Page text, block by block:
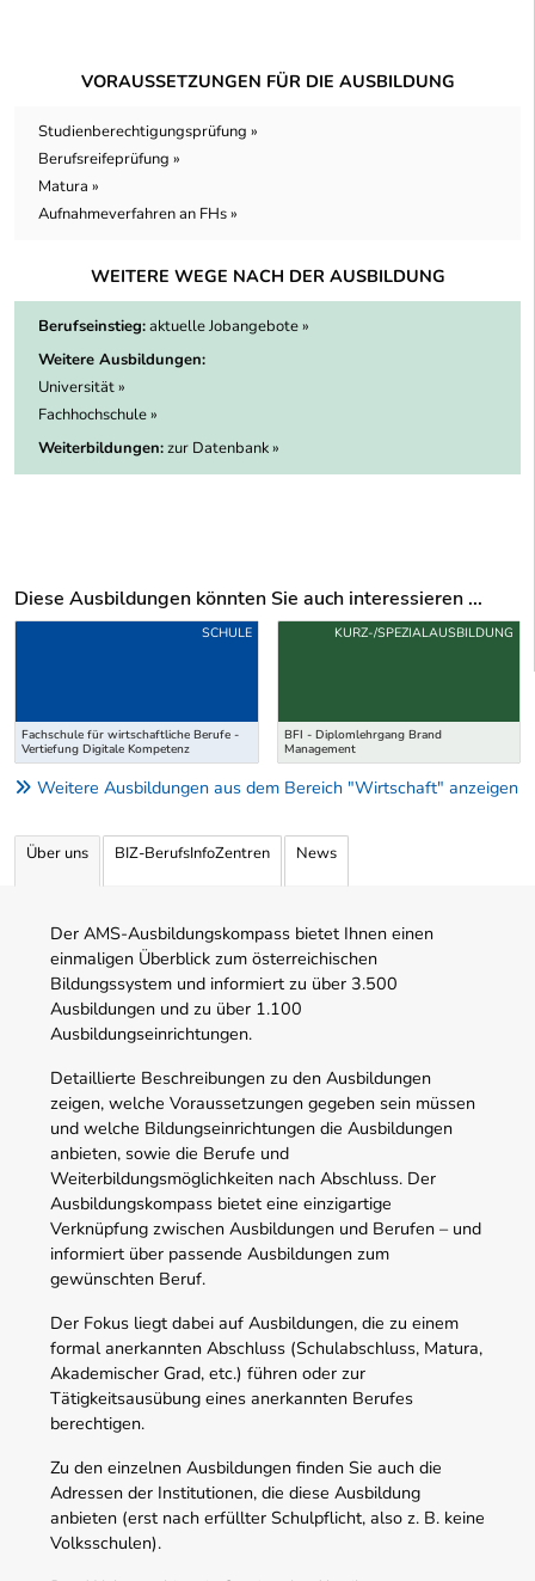
VORAUSSETZUNGEN FÜR DIE AUSBILDUNG
Studienberechtigungsprüfung »
Berufsreifeprüfung »
Matura »
Aufnahmeverfahren an FHs »
WEITERE WEGE NACH DER AUSBILDUNG
Berufseinstieg:aktuelle Jobangebote »
Weitere Ausbildungen:
Universität »
Fachhochschule »
Weiterbildungen:zur Datenbank »
Diese Ausbildungen könnten Sie auch interessieren ...
Uber weitere Ausbildungsvorschläge
Fachschule für wirtschaftliche Berufe -
Vertiefung Digitale Kompetenz
SCHULE
BFI - Diplomlehrgang Brand
Management
KURZ-/SPEZIALAUSBILDUNG
Weitere Ausbildungen aus dem Bereich "Wirtschaft" anzeigen
Über uns BIZ-BerufsInfoZentren News
Der AMS-Ausbildungskompass bietet Ihnen einen
einmaligen Überblick zum österreichischen
Bildungssystem und informiert zu über 3.500
Ausbildungen und zu über 1.100
Ausbildungseinrichtungen.
Detaillierte Beschreibungen zu den Ausbildungen
zeigen, welche Voraussetzungen gegeben sein müssen
und welche Bildungseinrichtungen die Ausbildungen
anbieten, sowie die Berufe und
Weiterbildungsmöglichkeiten nach Abschluss. Der
Ausbildungskompass bietet eine einzigartige
Verknüpfung zwischen Ausbildungen und Berufen – und
informiert über passende Ausbildungen zum
gewünschten Beruf.
Der Fokus liegt dabei auf Ausbildungen, die zu einem
formal anerkannten Abschluss (Schulabschluss, Matura,
Akademischer Grad, etc.) führen oder zur
Tätigkeitsausübung eines anerkannten Berufes
berechtigen.
Zu den einzelnen Ausbildungen finden Sie auch die
Adressen der Institutionen, die diese Ausbildung
anbieten (erst nach erfüllter Schulpflicht, also z. B. keine
Volksschulen).